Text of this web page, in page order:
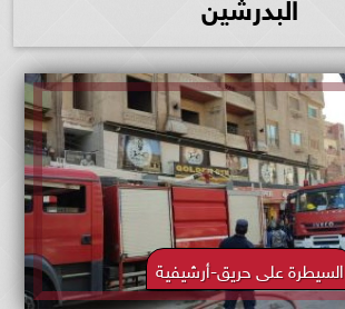
السيطرة على حريق-أرشيفية